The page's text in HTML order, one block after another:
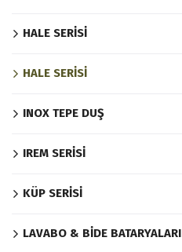
HALE SERİSİ
HALE SERİSİ
INOX TEPE DUŞ
IREM SERİSİ
KÜP SERİSİ
LAVABO & BİDE BATARYALARI